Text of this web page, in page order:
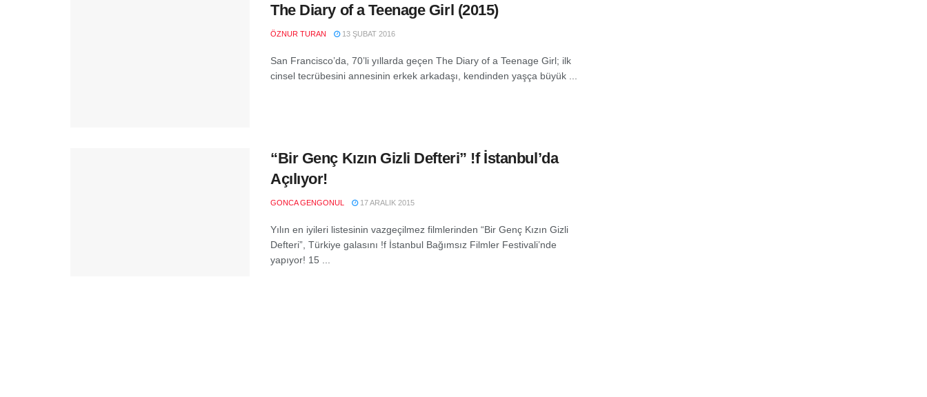
The Diary of a Teenage Girl (2015)
ÖZNUR TURAN 13 ŞUBAT 2016
San Francisco’da, 70’li yıllarda geçen The Diary of a Teenage Girl; ilk
cinsel tecrübesini annesinin erkek arkadaşı, kendinden yaşça büyük ...
“Bir Genç Kızın Gizli Defteri” !f İstanbul’da
Açılıyor!
GONCA GENGONUL 17 ARALIK 2015
Yılın en iyileri listesinin vazgeçilmez filmlerinden “Bir Genç Kızın Gizli
Defteri”, Türkiye galasını !f İstanbul Bağımsız Filmler Festivali’nde
yapıyor! 15 ...